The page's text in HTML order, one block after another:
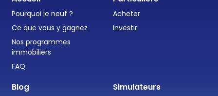
Pourquoi le neuf ?
Ce que vous y gagnez
Nos programmes
immobiliers
FAQ
Acheter
Investir
Blog Simulateurs